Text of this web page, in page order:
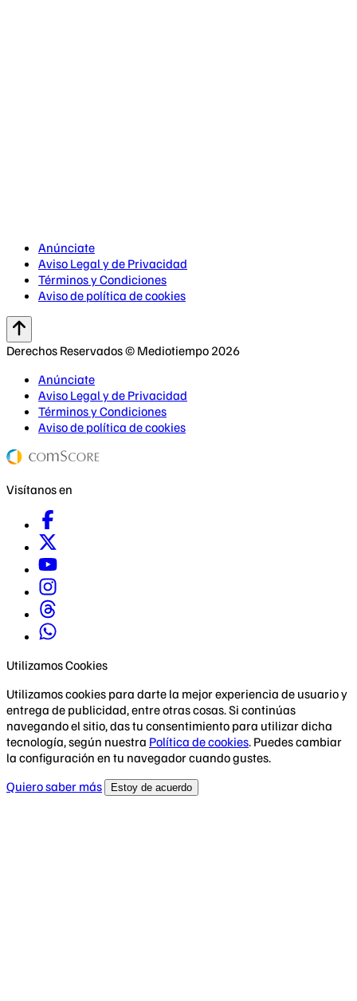
Anúnciate
Aviso Legal y de Privacidad
Términos y Condiciones
Aviso de política de cookies
Derechos Reservados © Mediotiempo 2026
Anúnciate
Aviso Legal y de Privacidad
Términos y Condiciones
Aviso de política de cookies
Visítanos en
Utilizamos Cookies
Utilizamos cookies para darte la mejor experiencia de usuario y
entrega de publicidad, entre otras cosas. Si continúas
navegando el sitio, das tu consentimiento para utilizar dicha
tecnología, según nuestra Política de cookies. Puedes cambiar
la configuración en tu navegador cuando gustes.
Quiero saber más
Estoy de acuerdo